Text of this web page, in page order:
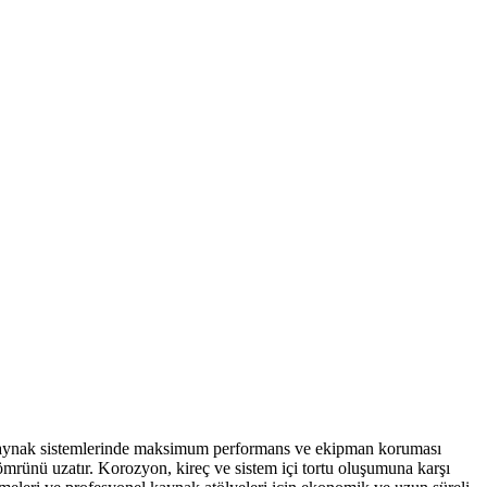
sistemlerinde maksimum performans ve ekipman koruması
uzatır. Korozyon, kireç ve sistem içi tortu oluşumuna karşı